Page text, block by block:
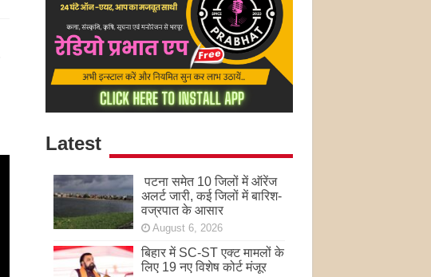
Latest
पटना समेत 10 जिलों में ऑरेंज
अलर्ट जारी, कई जिलों में बारिश-
वज्रपात के आसार
August 6, 2026
बिहार में SC-ST एक्ट मामलों के
लिए 19 नए विशेष कोर्ट मंजूर